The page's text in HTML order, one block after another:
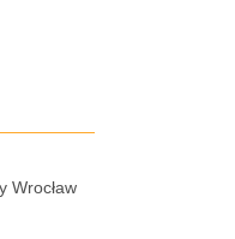
Wrocław